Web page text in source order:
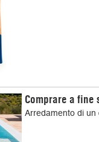
Comprare a
Arredamento di un